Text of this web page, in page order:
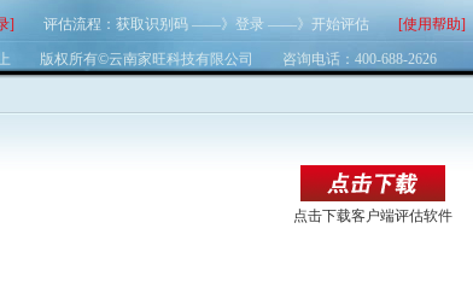
] 评估流程：获取识别码 ——》登录 ——》开始评估 [使用帮助]
上 版权所有©云南家旺科技有限公司 咨询电话：400-688-2626
点击下载客户端评估软件